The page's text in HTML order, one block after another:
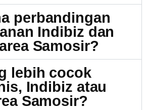
perbandingan
Indibiz dan
Samosir?
lebih cocok
Indibiz atau
Samosir?